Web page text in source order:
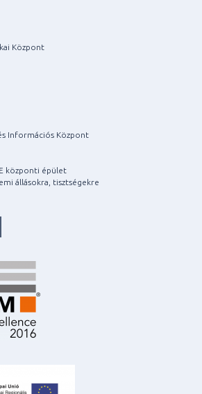
Központ
Információs Központ
központi épület
állásokra, tisztségekre